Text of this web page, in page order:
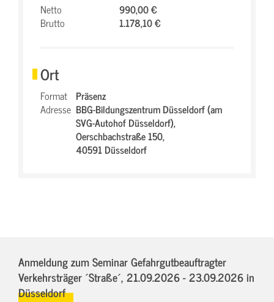
Netto
990,00 €
Brutto
1.178,10 €
Ort
Format Präsenz
Adresse BBG-Bildungszentrum Düsseldorf (am
SVG-Autohof Düsseldorf),
Oerschbachstraße 150,
40591 Düsseldorf
Anmeldung zum Seminar Gefahrgutbeauftragter
Verkehrsträger ´Straße´, 21.09.2026 - 23.09.2026in
Düsseldorf